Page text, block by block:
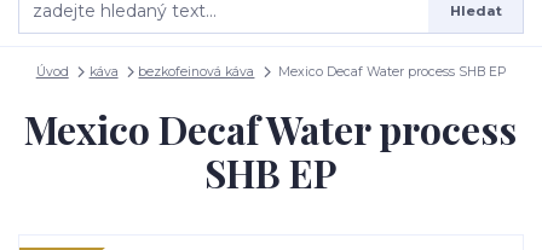
Hledat
Úvod káva bezkofeinová káva Mexico Decaf Water process SHB EP
Mexico Decaf Water process
SHB EP